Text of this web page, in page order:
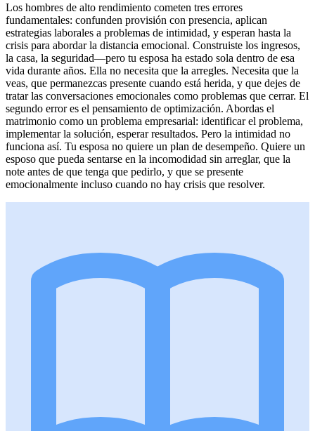
Los hombres de alto rendimiento cometen tres errores
fundamentales: confunden provisión con presencia, aplican
estrategias laborales a problemas de intimidad, y esperan hasta la
crisis para abordar la distancia emocional. Construiste los ingresos,
la casa, la seguridad—pero tu esposa ha estado sola dentro de esa
vida durante años. Ella no necesita que la arregles. Necesita que la
veas, que permanezcas presente cuando está herida, y que dejes de
tratar las conversaciones emocionales como problemas que cerrar. El
segundo error es el pensamiento de optimización. Abordas el
matrimonio como un problema empresarial: identificar el problema,
implementar la solución, esperar resultados. Pero la intimidad no
funciona así. Tu esposa no quiere un plan de desempeño. Quiere un
esposo que pueda sentarse en la incomodidad sin arreglar, que la
note antes de que tenga que pedirlo, y que se presente
emocionalmente incluso cuando no hay crisis que resolver.